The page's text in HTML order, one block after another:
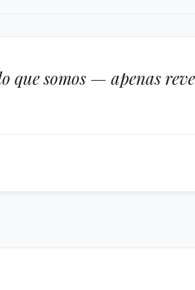
que somos — apenas